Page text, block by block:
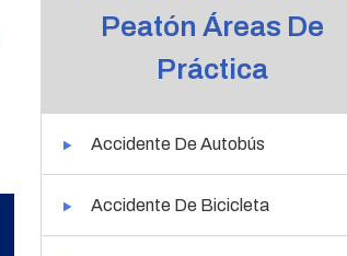
Peatón Áreas De
Práctica
Accidente De Autobús
Accidente De Bicicleta